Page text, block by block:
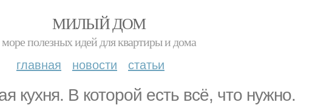
МИЛЫЙ ДОМ
море полезных идей для квартиры и дома
главная новости статьи
кухня. В которой есть всё, что нужно.